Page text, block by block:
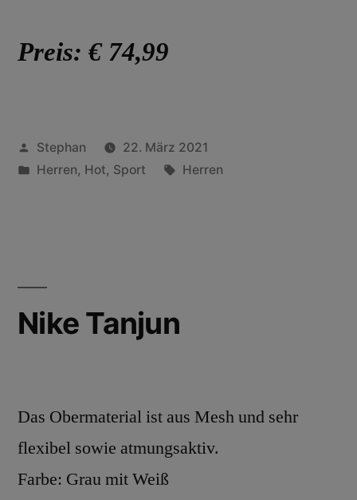
Preis: € 74,99
Stephan
22. März 2021
Herren, Hot, Sport Herren
Nike Tanjun
Das Obermaterial ist aus Mesh und sehr
flexibel sowie atmungsaktiv.
Farbe: Grau mit Weiß